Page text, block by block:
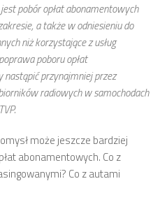
pobór opłat abonamentowych
a także w odniesieniu do
niż korzystające z usług
poboru opłat
nastąpić przynajmniej przez
radiowych w samochodach
może jeszcze bardziej
abonamentowych. Co z
Co z autami